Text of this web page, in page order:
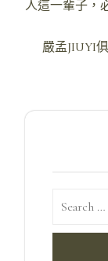
人這一輩子，
嚴孟JIUYI